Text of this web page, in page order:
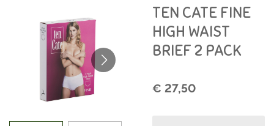
TEN CATE FINE
HIGH WAIST
BRIEF 2 PACK
€ 27,50